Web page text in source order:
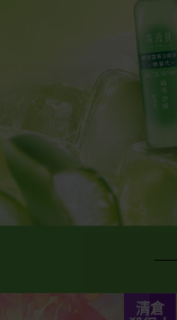
清倉